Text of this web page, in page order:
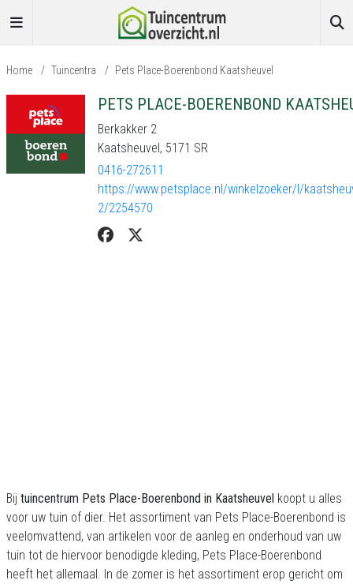
Home / Tuincentra / Pets Place-Boerenbond Kaatsheuvel
PETS PLACE-BOERENBOND
Berkakker 2
Kaatsheuvel, 5171 SR
0416-272611
https://www.petsplace.nl/winkelzoeker/l/
2/2254570
Bij tuincentrum Pets Place-Boerenbond in Kaatsheuvel koopt u alles
voor uw tuin of dier. Het assortiment van Pets Place-Boerenbond is
veelomvattend, van artikelen voor de aanleg en onderhoud van uw
tuin tot de hiervoor benodigde kleding, Pets Place-Boerenbond
heeft het allemaal. In de zomer is het assortiment erop gericht om